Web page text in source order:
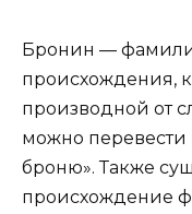
Бронин —
происхождения,
производной от
можно перевести
броню». Также
происхождение